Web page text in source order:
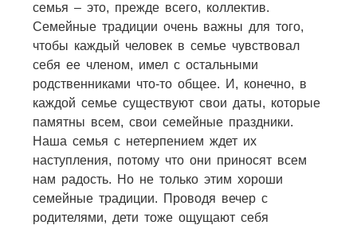
семья – это, прежде всего, коллектив.
Семейные традиции очень важны для того,
чтобы каждый человек в семье чувствовал
себя ее членом, имел с остальными
родственниками что-то общее. И, конечно, в
каждой семье существуют свои даты, которые
памятны всем, свои семейные праздники.
Наша семья с нетерпением ждет их
наступления, потому что они приносят всем
нам радость. Но не только этим хороши
семейные традиции. Проводя вечер с
родителями, дети тоже ощущают себя